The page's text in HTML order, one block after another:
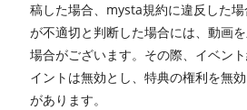
稿した場合、mysta規約に違反した
が不適切と判断した場合には、動画
場合がございます。その際、イベン
イントは無効とし、特典の権利を無
があります。